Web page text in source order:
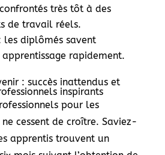
très tôt à des
de travail réels.
diplômés savent
rapidement.
: succès inattendus et
inspirants
pour les
cessent de croître. Saviez-
apprentis trouvent un